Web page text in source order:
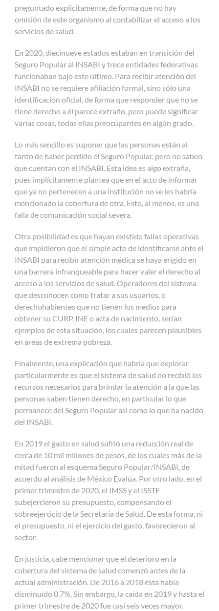
preguntado explícitamente, de forma que no hay
omisión de este organismo al contabilizar el acceso a los
servicios de salud.
En 2020, diecinueve estados estaban en transición del
Seguro Popular al INSABI y trece entidades federativas
funcionaban bajo este último. Para recibir atención del
INSABI no se requiere afiliación formal, sino sólo una
identificación oficial, de forma que responder que no se
tiene derecho a él parece extraño, pero puede significar
varias cosas, todas ellas preocupantes en algún grado.
Lo más sencillo es suponer que las personas están al
tanto de haber perdido el Seguro Popular, pero no saben
que cuentan con el INSABI. Esta idea es algo extraña,
pues implícitamente plantea que en el acto de informar
que ya no pertenecen a una institución no se les habría
mencionado la cobertura de otra. Esto, al menos, es una
falla de comunicación social severa.
Otra posibilidad es que hayan existido fallas operativas
que impidieron que el simple acto de identificarse ante el
INSABI para recibir atención médica se haya erigido en
una barrera infranqueable para hacer valer el derecho al
acceso a los servicios de salud. Operadores del sistema
que desconocen como tratar a sus usuarios, o
derechohabientes que no tienen los medios para
obtener su CURP, INE o acta de nacimiento, serían
ejemplos de esta situación, los cuales parecen plausibles
en áreas de extrema pobreza.
Finalmente, una explicación que habría que explorar
particularmente es que el sistema de salud no recibió los
recursos necesarios para brindar la atención a la que las
personas saben tienen derecho, en particular lo que
permanece del Seguro Popular así como lo que ha nacido
del INSABI.
En 2019 el gasto en salud sufrió una reducción real de
cerca de 10 mil millones de pesos, de los cuales más de la
mitad fueron al esquema Seguro Popular/INSABI, de
acuerdo al análisis de México Evalúa. Por otro lado, en el
primer trimestre de 2020, el IMSS y el ISSTE
subejercieron su presupuesto, compensando el
sobreejercicio de la Secretaría de Salud. De esta forma, ni
el presupuesto, ni el ejercicio del gasto, favorecieron al
sector.
En justicia, cabe mencionar que el deterioro en la
cobertura del sistema de salud comenzó antes de la
actual administración. De 2016 a 2018 ésta había
disminuído 0.7%, Sin embargo, la caída en 2019 y hasta el
primer trimestre de 2020 fue casi seis veces mayor.